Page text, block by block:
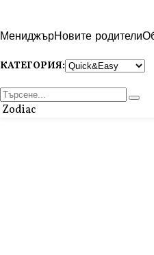
МениджърНовите родители
КАТЕГОРИЯ:
Zodiac